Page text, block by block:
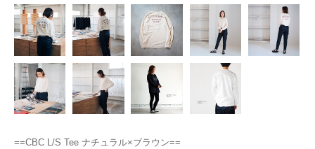
==CBC L/S Tee ナチュラル×ブラウン==